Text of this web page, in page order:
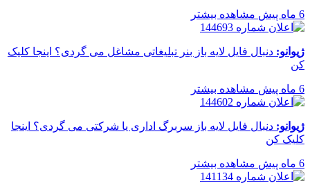
6 ماه پیش مشاهده بیشتر
ژیوانو: دنبال فایل لایه باز بنر تبلیغاتی مشاغل می گردی؟ اینجا کلیک
کن
6 ماه پیش مشاهده بیشتر
ژیوانو: دنبال فایل لایه باز سربرگ اداری یا شرکتی می گردی؟ اینجا
کلیک کن
6 ماه پیش مشاهده بیشتر